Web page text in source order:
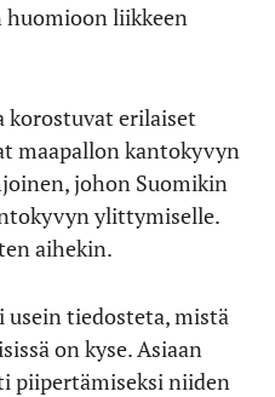
huomioon liikkeen
korostuvat erilaiset
maapallon kantokyvyn
johon Suomikin
ylittymiselle.
aihekin.
usein tiedosteta, mistä
on kyse. Asiaan
piipertämiseksi niiden